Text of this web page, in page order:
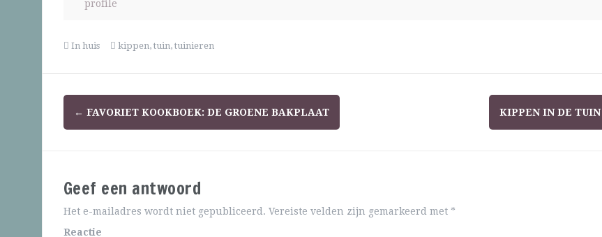
In huis kippen, tuin, tuinieren
← FAVORIET KOOKBOEK: DE GROENE BAKPLAAT KIPPEN IN DE TUIN
Geef een antwoord
Het e-mailadres wordt niet gepubliceerd. Vereiste velden zijn gemarkeerd met *
Reactie